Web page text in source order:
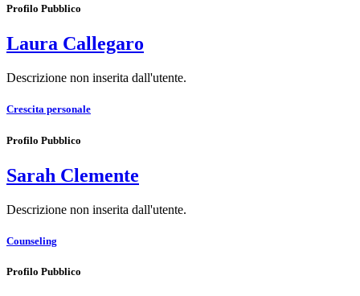
Profilo Pubblico
Laura Callegaro
Descrizione non inserita dall'utente.
Crescita personale
Profilo Pubblico
Sarah Clemente
Descrizione non inserita dall'utente.
Counseling
Profilo Pubblico